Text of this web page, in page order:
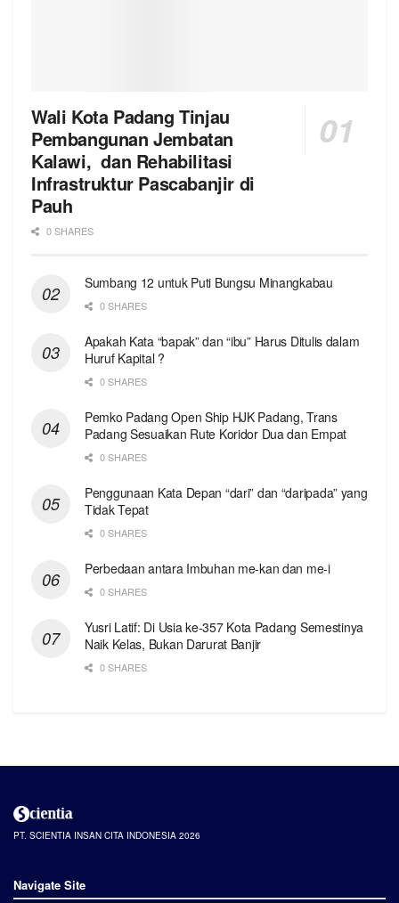
Wali Kota Padang Tinjau
Pembangunan Jembatan
Kalawi, dan Rehabilitasi
Infrastruktur Pascabanjir di
Pauh
0 SHARES
Sumbang 12 untuk Puti Bungsu Minangkabau
0 SHARES
Apakah Kata “bapak” dan “ibu” Harus Ditulis dalam
Huruf Kapital ?
0 SHARES
Pemko Padang Open Ship HJK Padang, Trans
Padang Sesuaikan Rute Koridor Dua dan Empat
0 SHARES
Penggunaan Kata Depan “dari” dan “daripada” yang
Tidak Tepat
0 SHARES
Perbedaan antara Imbuhan me-kan dan me-i
0 SHARES
Yusri Latif: Di Usia ke-357 Kota Padang Semestinya
Naik Kelas, Bukan Darurat Banjir
0 SHARES
PT. SCIENTIA INSAN CITA INDONESIA 2026
Navigate Site